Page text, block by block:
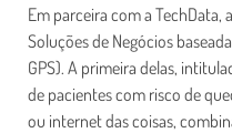
Em parceira com a TechData,
Soluções de Negócios
GPS). A primeira delas,
de pacientes com risco de
ou internet das coisas,